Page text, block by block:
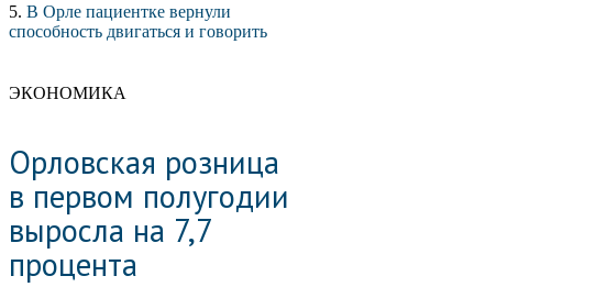
5. В Орле пациентке вернули
способность двигаться и говорить
ЭКОНОМИКА
Орловская розница
в первом полугодии
выросла на 7,7
процента